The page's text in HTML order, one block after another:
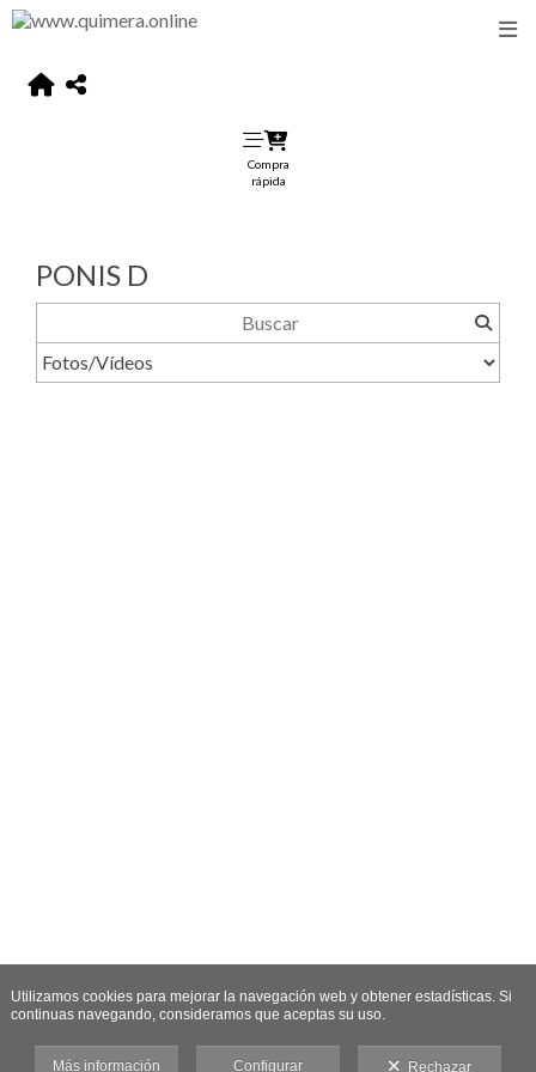
Compra
rápida
PONIS D
Utilizamos cookies para mejorar la navegación web y obtener estadísticas. Si
continuas navegando, consideramos que aceptas su uso.
Más información Configurar Rechazar